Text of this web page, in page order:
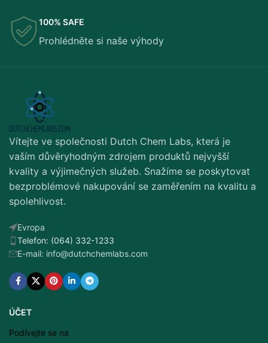
100% SAFE
Prohlédněte si naše výhody
Vítejte ve společnosti Dutch Chem Labs, která je
vaším důvěryhodným zdrojem produktů nejvyšší
kvality a výjimečných služeb. Snažíme se poskytovat
bezproblémové nakupování se zaměřením na kvalitu a
spolehlivost.
Evropa
Telefon: (064) 332-1233
E-mail: info@dutchchemlabs.com
ÚČET
Podívejte se na